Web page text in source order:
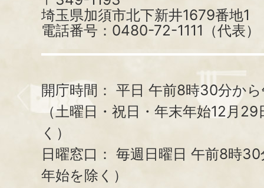
埼玉県加須市北下新井1679番地1
電話番号：0480-72-1111（代表）
開庁時間： 平日 午前8時30分か
（土曜日・祝日・年末年始12月
く）
日曜窓口： 毎週日曜日 午前8時
年始を除く）